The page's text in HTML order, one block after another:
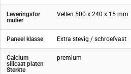
Leveringsfor
mulier
Vellen 500 x 240 x 15 mm
Paneel klasse Extra stevig / schroefvast
Calcium
silicaat platen
Sterkte
premium